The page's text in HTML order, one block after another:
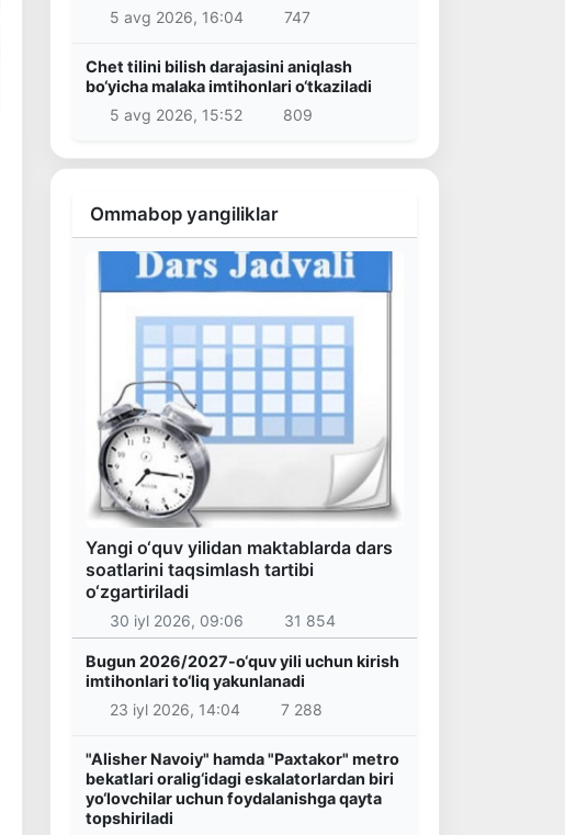
5 avg 2026, 16:04
747
Chet tilini bilish darajasini aniqlash
bo‘yicha malaka imtihonlari o‘tkaziladi
5 avg 2026, 15:52
809
Ommabop yangiliklar
Yangi o‘quv yilidan maktablarda dars
soatlarini taqsimlash tartibi
o‘zgartiriladi
30 iyl 2026, 09:06 31 854
Bugun 2026/2027-o‘quv yili uchun kirish
imtihonlari to‘liq yakunlanadi
23 iyl 2026, 14:04
7 288
"Alisher Navoiy" hamda "Paxtakor" metro
bekatlari oralig‘idagi eskalatorlardan biri
yo‘lovchilar uchun foydalanishga qayta
topshiriladi